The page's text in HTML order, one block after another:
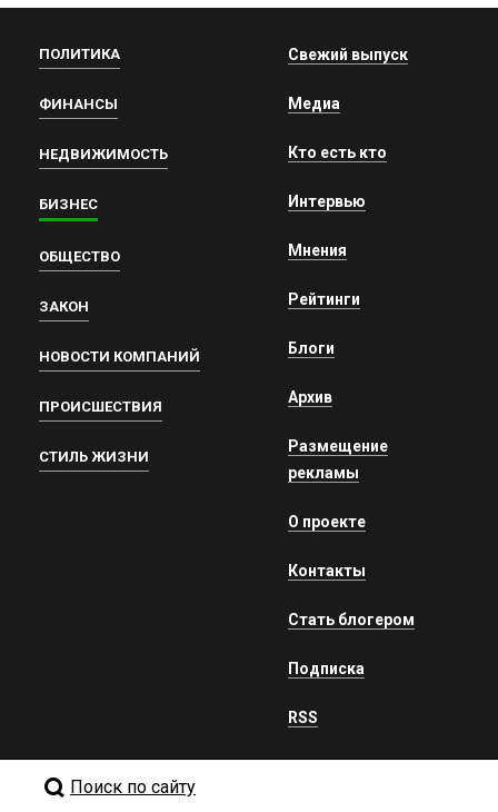
ПОЛИТИКА
ФИНАНСЫ
НЕДВИЖИМОСТЬ
БИЗНЕС
ОБЩЕСТВО
ЗАКОН
НОВОСТИ КОМПАНИЙ
ПРОИСШЕСТВИЯ
СТИЛЬ ЖИЗНИ
Свежий выпуск
Медиа
Кто есть кто
Интервью
Мнения
Рейтинги
Блоги
Архив
Размещение
рекламы
О проекте
Контакты
Стать блогером
Подписка
RSS
Поиск по сайту